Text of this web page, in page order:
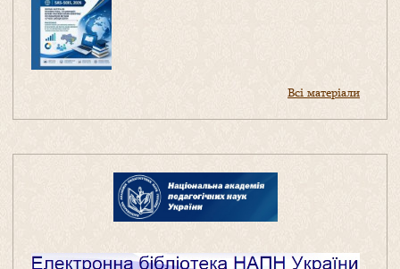
Всі матеріали